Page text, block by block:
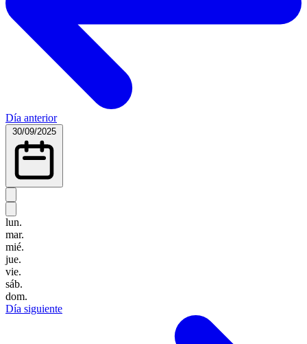
Día anterior
30/09/2025
lun.
mar.
mié.
jue.
vie.
sáb.
dom.
Día siguiente